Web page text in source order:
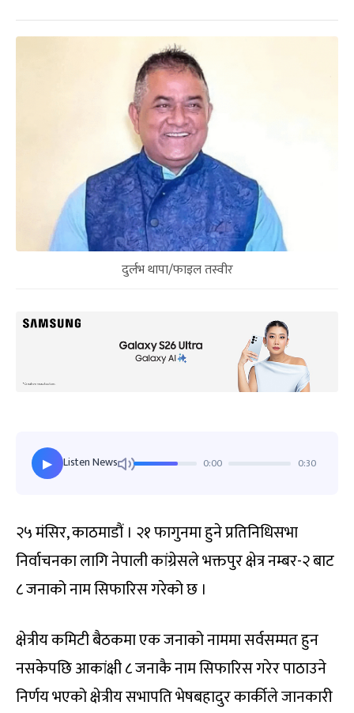
दुर्लभ थापा/फाइल तस्वीर
▶ Listen News 0:00 0:30
२५ मंसिर, काठमाडौं । २१ फागुनमा हुने प्रतिनिधिसभा
निर्वाचनका लागि नेपाली कांग्रेसले भक्तपुर क्षेत्र नम्बर-२ बाट
८ जनाको नाम सिफारिस गरेको छ ।
क्षेत्रीय कमिटी बैठकमा एक जनाको नाममा सर्वसम्मत हुन
नसकेपछि आकांक्षी ८ जनाकै नाम सिफारिस गरेर पाठाउने
निर्णय भएको क्षेत्रीय सभापति भेषबहादुर कार्कीले जानकारी